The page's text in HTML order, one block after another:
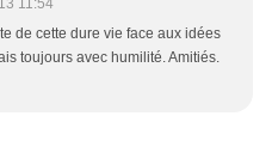
11:54
de cette dure vie face aux idées
toujours avec humilité. Amitiés.